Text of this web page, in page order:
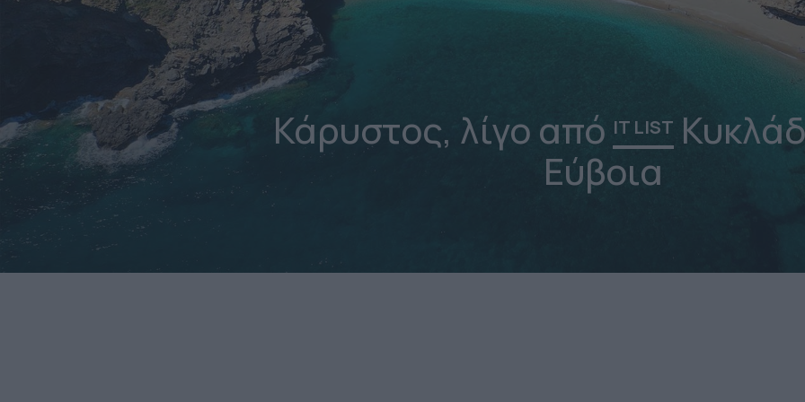
Κάρυστος, λίγο από IT LIST
Εύβοια